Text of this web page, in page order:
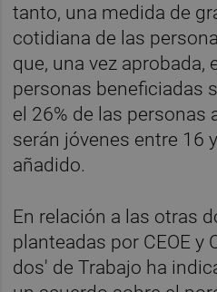
tanto, una medida de
cotidiana de las
que, una vez aprobada,
personas beneficiadas
el 26% de las personas
serán jóvenes entre 16
añadido.
En relación a las otras
planteadas por CEOE y
dos' de Trabajo ha